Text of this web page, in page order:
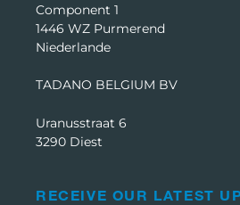
Component 1
1446 WZ Purmerend
Niederlande
TADANO BELGIUM BV
Uranusstraat 6
3290 Diest
RECEIVE OUR LATEST